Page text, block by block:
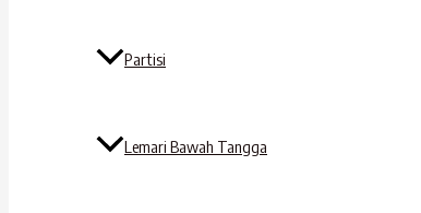
Partisi
Lemari Bawah Tangga